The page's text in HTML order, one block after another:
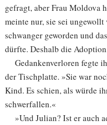
gefragt, aber Frau Moldova
meinte nur, sie sei
schwanger geworden und
dürfte. Deshalb die
Gedankenverloren fegte
der Tischplatte. »Sie war
Kind. Es schien, als würde
schwerfallen.«
»Und Julian? Ist er auch